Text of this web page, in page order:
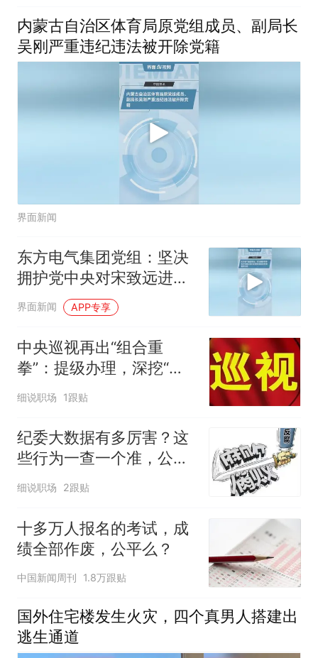
内蒙古自治区体育局原党组成员、副局长
吴刚严重违纪违法被开除党籍
界面新闻
东方电气集团党组：坚决
拥护党中央对宋致远进行
纪律审查和监察调查的决
界面新闻 APP专享
中央巡视再出“组合重
拳”：提级办理，深挖“伞
中伞”一查到底！
细说职场 1跟贴
纪委大数据有多厉害？这
些行为一查一个准，公职
人员别再心存侥幸
细说职场 2跟贴
十多万人报名的考试，成
绩全部作废，公平么？
中国新闻周刊 1.8万跟贴
国外住宅楼发生火灾，四个真男人搭建出
逃生通道